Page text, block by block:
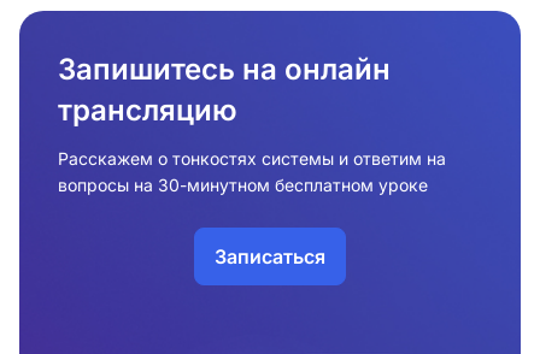
Запишитесь на онлайн
трансляцию
Расскажем о тонкостях системы и ответим на
вопросы на 30-минутном бесплатном уроке
Записаться